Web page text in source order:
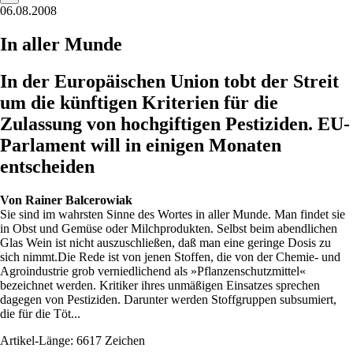
06.08.2008
In aller Munde
In der Europäischen Union tobt der Streit
um die künftigen Kriterien für die
Zulassung von hochgiftigen Pestiziden. EU-
Parlament will in einigen Monaten
entscheiden
Von Rainer Balcerowiak
Sie sind im wahrsten Sinne des Wortes in aller Munde. Man findet sie
in Obst und Gemüse oder Milchprodukten. Selbst beim abendlichen
Glas Wein ist nicht auszuschließen, daß man eine geringe Dosis zu
sich nimmt.Die Rede ist von jenen Stoffen, die von der Chemie- und
Agroindustrie grob verniedlichend als »Pflanzenschutzmittel«
bezeichnet werden. Kritiker ihres unmäßigen Einsatzes sprechen
dagegen von Pestiziden. Darunter werden Stoffgruppen subsumiert,
die für die Töt...
Artikel-Länge: 6617 Zeichen